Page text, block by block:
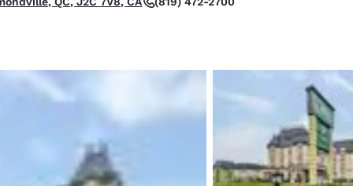
Español
France
English
Italy